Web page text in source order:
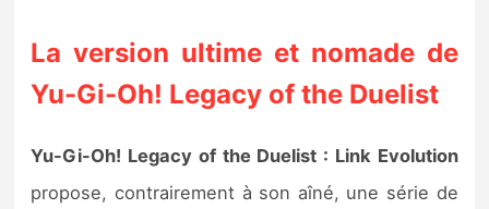
La version ultime et nomade de
Yu-Gi-Oh! Legacy of the Duelist
Yu-Gi-Oh! Legacy of the Duelist : Link Evolution
propose, contrairement à son aîné, une série de